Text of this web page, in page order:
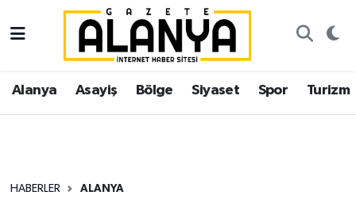
Alanya Asayiş Bölge Siyaset Spor Turizm
HABERLER ALANYA
Alanya
Asayiş
Siyaset
İstanbul Nöbetçi Eczaneler
İstanbul Hava Durumu
Süper Lig Puan Durumu ve Fikstür